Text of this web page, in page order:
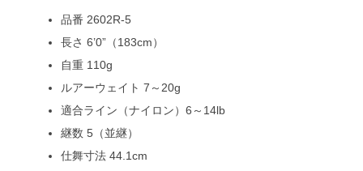
品番 2602R-5
長さ 6’0”（183cm）
自重 110g
ルアーウェイト 7～20g
適合ライン（ナイロン）6～14lb
継数 5（並継）
仕舞寸法 44.1cm